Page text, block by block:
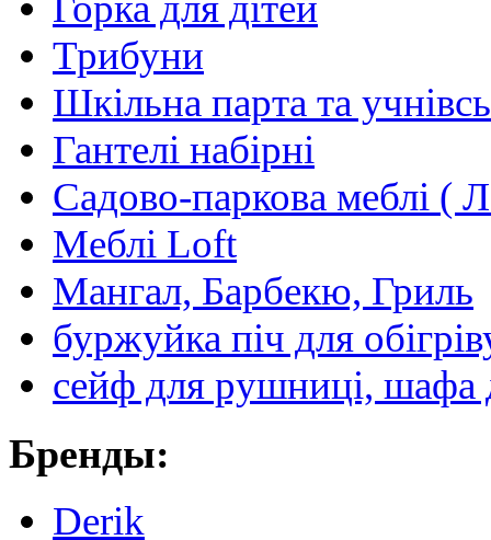
Трибуни
Шкільна парта та
Гантелі набірні
Садово-паркова меблі (
Меблі Loft
Мангал, Барбекю, Гриль
буржуйка піч для
сейф для рушниці, шафа
Бренды:
Derik